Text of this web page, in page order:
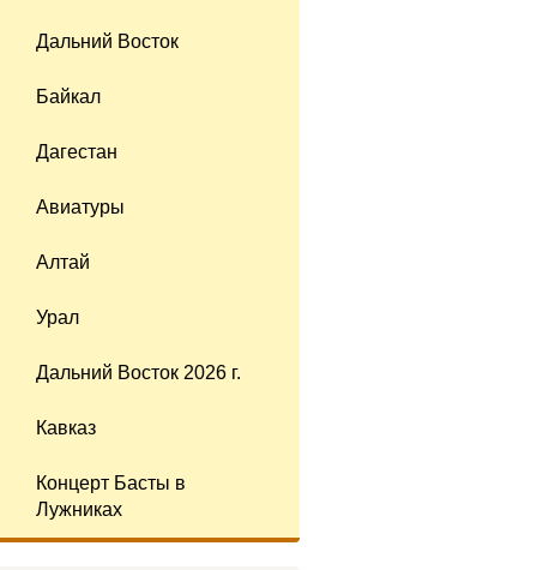
Дальний Восток
Байкал
Дагестан
Авиатуры
Алтай
Урал
Дальний Восток 2026 г.
Кавказ
Концерт Басты в
Лужниках